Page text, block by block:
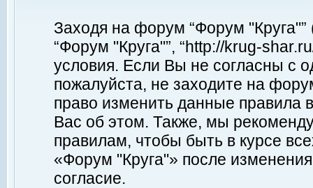
Заходя на форум “Форум
“Форум "Круга"”, “http://krug-
условия. Если Вы не согласны с
пожалуйста, не заходите на
право изменить данные правила
Вас об этом. Также, мы
правилам, чтобы быть в курсе
«Форум "Круга"» после
согласие.